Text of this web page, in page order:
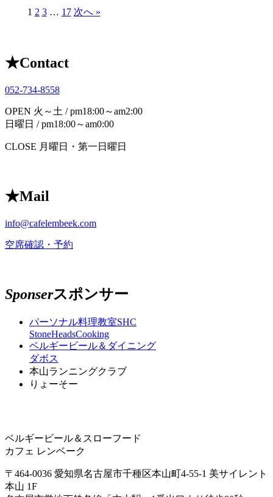
1 2 3 … 17 次へ »
★Contact
052-734-8558
OPEN 火～土 / pm18:00～am2:00
日曜日 / pm18:00～am0:00
CLOSE 月曜日・第一日曜日
★Mail
info@cafelembeek.com
空席確認・予約
Sponserスポンサー
パーソナル料理教室SHC
StoneHeadsCooking
ベルギービール＆ダイニング
ダボス
本山ランニングクラブ
りょーそー
ベルギービール＆スローフード
カフェ レンベーク
〒464-0036 愛知県名古屋市千種区本山町4-55-1 美サイレント
本山 1F